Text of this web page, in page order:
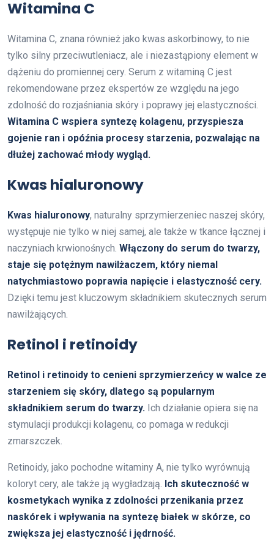
Witamina C
Witamina C, znana również jako kwas askorbinowy, to nie
tylko silny przeciwutleniacz, ale i niezastąpiony element w
dążeniu do promiennej cery. Serum z witaminą C jest
rekomendowane przez ekspertów ze względu na jego
zdolność do rozjaśniania skóry i poprawy jej elastyczności.
Witamina C wspiera syntezę kolagenu, przyspiesza
gojenie ran i opóźnia procesy starzenia, pozwalając na
dłużej zachować młody wygląd.
Kwas hialuronowy
Kwas hialuronowy, naturalny sprzymierzeniec naszej skóry,
występuje nie tylko w niej samej, ale także w tkance łącznej i
naczyniach krwionośnych. Włączony do serum do twarzy,
staje się potężnym nawilżaczem, który niemal
natychmiastowo poprawia napięcie i elastyczność cery.
Dzięki temu jest kluczowym składnikiem skutecznych serum
nawilżających.
Retinol i retinoidy
Retinol i retinoidy to cenieni sprzymierzeńcy w walce ze
starzeniem się skóry, dlatego są popularnym
składnikiem serum do twarzy. Ich działanie opiera się na
stymulacji produkcji kolagenu, co pomaga w redukcji
zmarszczek.
Retinoidy, jako pochodne witaminy A, nie tylko wyrównują
koloryt cery, ale także ją wygładzają. Ich skuteczność w
kosmetykach wynika z zdolności przenikania przez
naskórek i wpływania na syntezę białek w skórze, co
zwiększa jej elastyczność i jędrność.